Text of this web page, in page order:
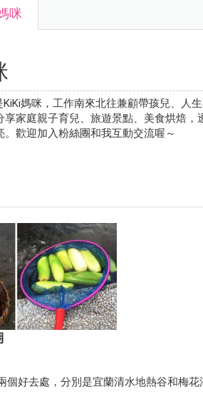
咪
媽咪，工作南來北往兼顧帶孩兒、人
享家庭親子育兒、旅遊景點、美食烘焙，
。歡迎加入粉絲團和我互動交流喔～
好去處，分別是宜蘭清水地熱谷和梅花